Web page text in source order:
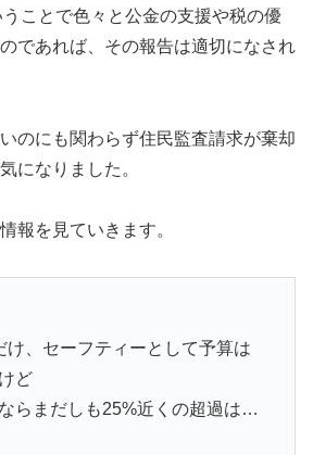
うことで色々と公金の支援や税の優
であれば、その報告は適切になされ
のにも関わらず住民監査請求が棄却
になりました。
報を見ていきます。
け、セーフティーとして予算は
ど
らまだしも25%近くの超過は…